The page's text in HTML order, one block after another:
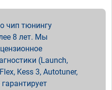
чип тюнингу
8 лет. Мы
(Launch,
Kess 3, Autotuner,